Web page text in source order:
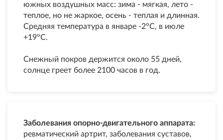
южных воздушных масс: зима - мягкая, лето -
теплое, но не жаркое, осень - теплая и длинная.
Средняя температура в январе -2°С, в июле
+19°С.
Снежный покров держится около 55 дней,
солнце греет более 2100 часов в год.
Заболевания опорно-двигательного аппарата:
ревматический артрит, заболевания суставов,